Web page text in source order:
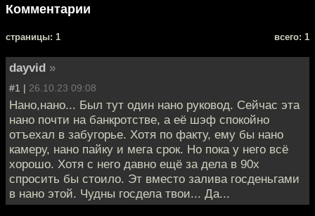
Комментарии
cтраницы: 1 всего: 1
dayvid »
#1 | 26.10.23 09:08
Нано,нано... Был тут один нано руковод. Сейчас эта
нано почти на банкротстве, а её шэф спокойно
отъехал в забугорье. Хотя по факту, ему бы нано
камеру, нано пайку и мега срок. Но пока у него всё
хорошо. Хотя с него давно ещё за дела в 90х
спросить бы стоило. Эт вместо залива госденьгами
в нано этой. Чудны госдела твои... Да...